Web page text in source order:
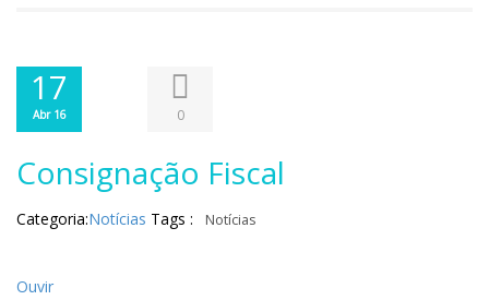
17
Abr 16 0
Consignação Fiscal
Categoria:Notícias Tags : Notícias
Ouvir